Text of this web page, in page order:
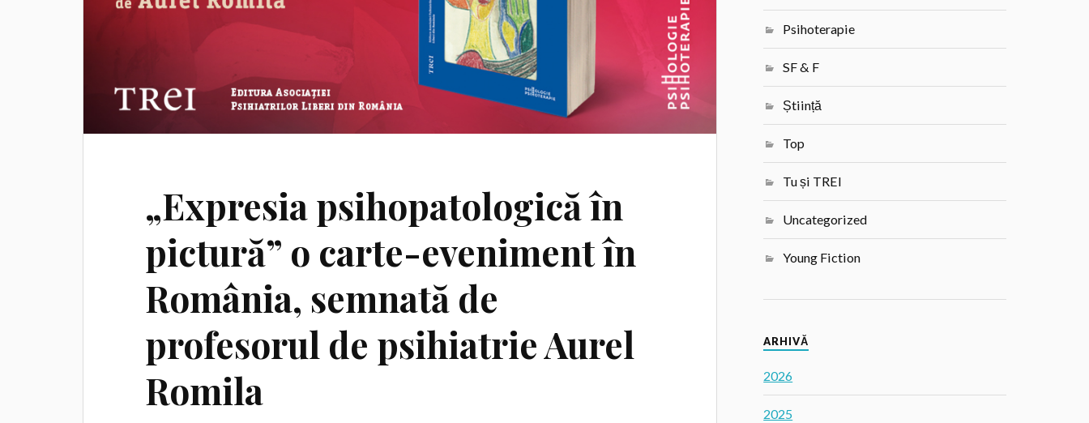
„Expresia psihopatologică în
pictură” o carte-eveniment în
România, semnată de
profesorul de psihiatrie Aurel
Romila
Psihoterapie
SF & F
Știință
Top
Tu și TREI
Uncategorized
Young Fiction
ARHIVĂ
2026
2025